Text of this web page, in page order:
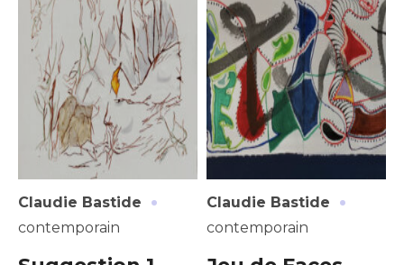
Claudie Bastide ·
contemporain
Claudie Bastide ·
contemporain